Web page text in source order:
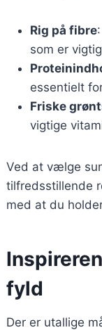
Rig på fibre
som er
essentielt
Friske
vigtige
Ved at vælge
tilfredsstillende
med at du
fyld
Der er utallige